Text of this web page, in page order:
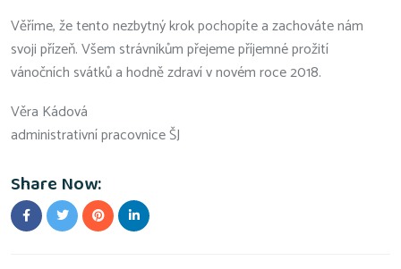
Věříme, že tento nezbytný krok pochopíte a zachováte nám
svoji přízeň. Všem strávníkům přejeme příjemné prožití
vánočních svátků a hodně zdraví v novém roce 2018.
Věra Kádová
administrativní pracovnice ŠJ
Share Now: